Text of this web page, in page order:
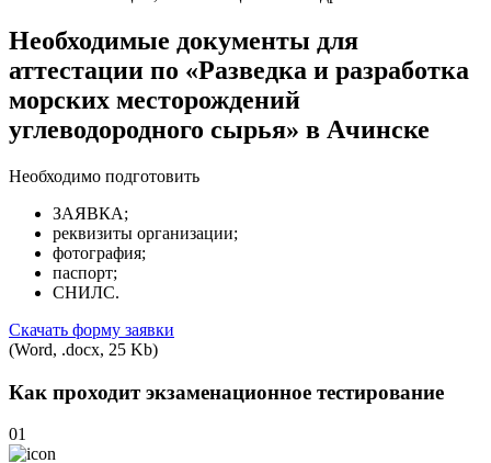
Необходимые документы для
аттестации по «Разведка и разработка
морских месторождений
углеводородного сырья» в Ачинске
Необходимо подготовить
ЗАЯВКА;
реквизиты организации;
фотография;
паспорт;
СНИЛС.
Скачать форму заявки
(Word, .docx, 25 Kb)
Как проходит экзаменационное тестирование
01